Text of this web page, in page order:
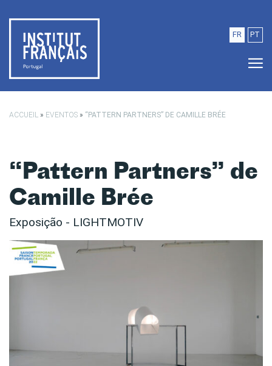
FR PT
ACCUEIL » EVENTOS » “PATTERN PARTNERS” DE CAMILLE BRÉE
“Pattern Partners” de
Camille Brée
Exposição - LIGHTMOTIV